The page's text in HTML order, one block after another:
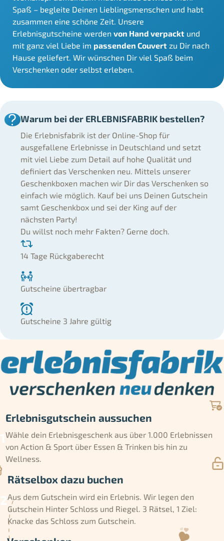
Spaß – begleite Deinen Lieblingsmenschen und habt
zusammen eine schöne Zeit. Unsere
Erlebnisgutscheine werdenvon Hand verpackt und
mit ganz viel Liebe im passenden Couvert zu Dir nach
Hause geliefert. Wir wünschen Dir viel Spaß beim
Verschenken oder selbst erleben.
Warum bei der ERLEBNISFABRIK bestellen?
Die Erlebnisfabrik ist der Online-Shop für
ausgefallene Erlebnisse in Deutschland und setzt
mit viel Liebe zum Detail auf hohe Qualität und
definiert das Verschenken neu. Mittels unserer
Geschenkboxen machen wir Dir das Verschenken so
einfach wie möglich. Kauf bei uns Deinen Gutschein
samt Geschenkbox und sei der King auf der
nächsten Party!
Du willst noch mehr Fakten? Gerne doch.
14 Tage Rückgaberecht
Gutscheine übertragbar
Gutscheine 3 Jahre gültig
Erlebnisgutschein aussuchen
Wähle dein Erlebnisgeschenk aus über 1.000 Erlebnissen
von Action & Sport über Essen & Trinken bis hin zu
Wellness.
Rätselbox dazu buchen
Aus dem Gutschein wird ein Erlebnis. Wir legen den
Gutschein Hinter Schloss und Riegel. 3 Rätsel, 1 Ziel:
Knacke das Schloss zum Gutschein.